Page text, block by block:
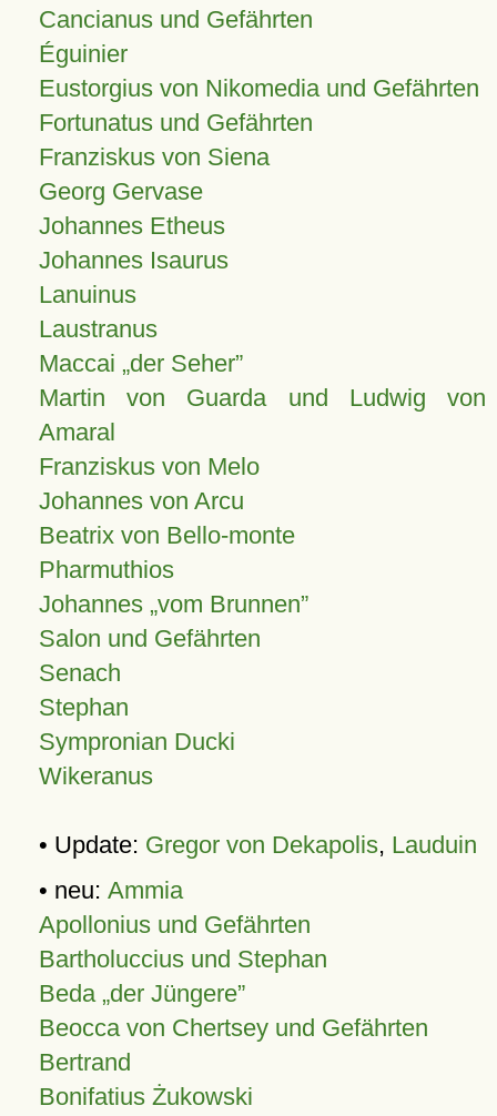
Cancianus und Gefährten
Éguinier
Eustorgius von Nikomedia und Gefährten
Fortunatus und Gefährten
Franziskus von Siena
Georg Gervase
Johannes Etheus
Johannes Isaurus
Lanuinus
Laustranus
Maccai „der Seher”
Martin von Guarda und Ludwig von
Amaral
Franziskus von Melo
Johannes von Arcu
Beatrix von Bello-monte
Pharmuthios
Johannes vom Brunnen
Salon und Gefährten
Senach
Stephan
Sympronian Ducki
Wikeranus
• Update: Gregor von Dekapolis, Lauduin
• neu: Ammia
Apollonius und Gefährten
Bartholuccius und Stephan
Beda „der Jüngere”
Beocca von Chertsey und Gefährten
Bertrand
Bonifatius Żukowski